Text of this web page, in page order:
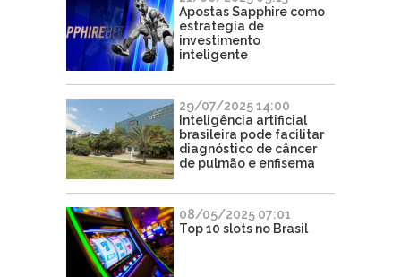
Apostas Sapphire como
estrategia de
investimento
inteligente
29/07/2025 14:00
Inteligência artificial
brasileira pode facilitar
diagnóstico de câncer
de pulmão e enfisema
08/05/2025 07:01
Top 10 slots no Brasil